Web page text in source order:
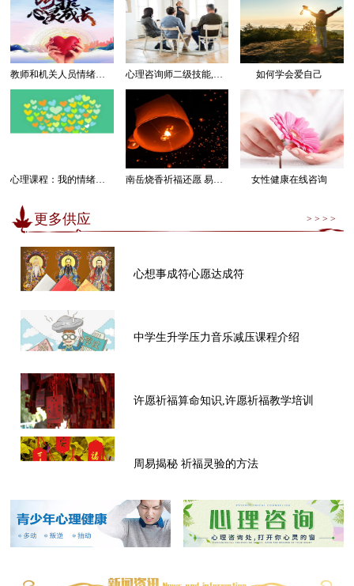
如何学会爱自己
南岳烧香祈福还愿 易经卜卦算命求运 女性健康在线咨询
更多供应 > > > >
心想事成符心愿达成符
中学生升学压力音乐减压课程介绍
许愿祈福算命知识,许愿祈福教学培训
周易揭秘 祈福灵验的方法